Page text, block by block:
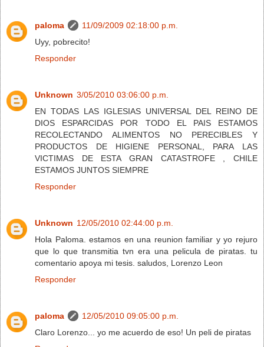
paloma
11/09/2009 02:18:00 p.m.
Uyy, pobrecito!
Responder
Unknown 3/05/2010 03:06:00 p.m.
EN TODAS LAS IGLESIAS UNIVERSAL DEL REINO DE
DIOS ESPARCIDAS POR TODO EL PAIS ESTAMOS
RECOLECTANDO ALIMENTOS NO PERECIBLES Y
PRODUCTOS DE HIGIENE PERSONAL, PARA LAS
VICTIMAS DE ESTA GRAN CATASTROFE , CHILE
ESTAMOS JUNTOS SIEMPRE
Responder
Unknown 12/05/2010 02:44:00 p.m.
Hola Paloma. estamos en una reunion familiar y yo rejuro
que lo que transmitia tvn era una pelicula de piratas. tu
comentario apoya mi tesis. saludos, Lorenzo Leon
Responder
paloma
12/05/2010 09:05:00 p.m.
Claro Lorenzo... yo me acuerdo de eso! Un peli de piratas